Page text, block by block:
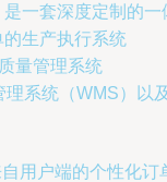
是一套深度定制的一
生产执行系统
量管理系统
系统（WMS）以
用户端的个性化订